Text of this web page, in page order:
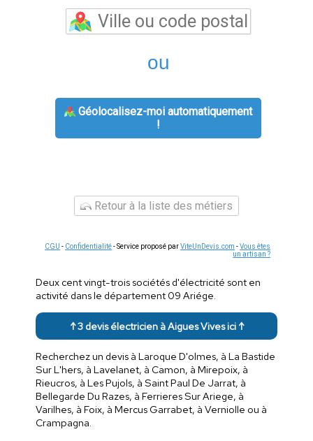
ou
Géolocalisez-moi automatiquement
!
Retour à la liste des métiers
CGU - Confidentialité- Service proposé parViteUnDevis.com -Vous êtes
un artisan ?
Deux cent vingt-trois sociétés d'électricité sont en
activité dans le département 09 Ariége.
↑ 3 devis électricien à Aigues Vives ici ↑
Recherchez un devis à Laroque D'olmes, à La Bastide
Sur L'hers, à Lavelanet, à Camon, à Mirepoix, à
Rieucros, à Les Pujols, à Saint Paul De Jarrat, à
Bellegarde Du Razes, à Ferrieres Sur Ariege, à
Varilhes, à Foix, à Mercus Garrabet, à Verniolle ou à
Crampagna.